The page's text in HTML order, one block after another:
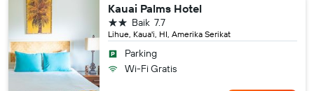
Kauai Palms Hotel
Lihue, Kaua'i, HI, Amerika Serikat
7.7
Baik
bintang 2
Parking
Wi-Fi Gratis